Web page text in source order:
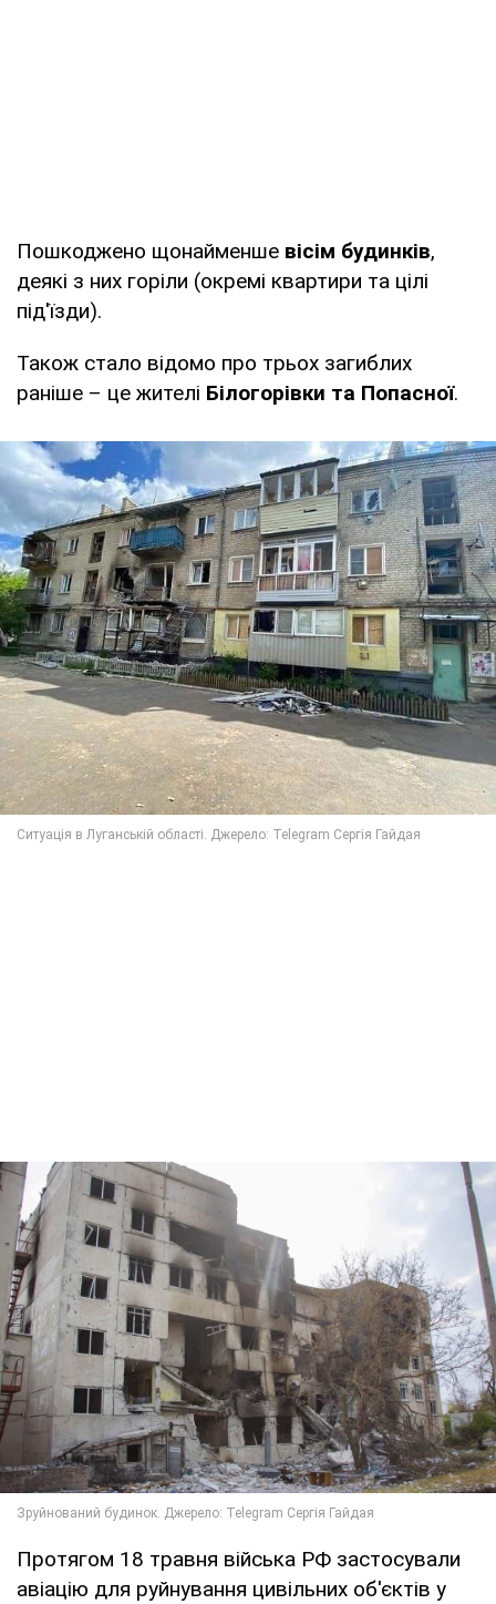
Пошкоджено щонайменше вісім будинків,
деякі з них горіли (окремі квартири та цілі
під'їзди).
Також стало відомо про трьох загиблих
раніше – це жителі Білогорівки та Попасної.
Протягом 18 травня війська РФ застосували
авіацію для руйнування цивільних об'єктів у